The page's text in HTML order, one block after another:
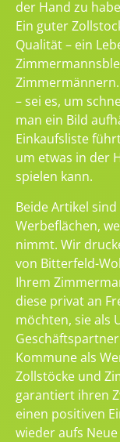
der Hand zu
Ein guter
Qualität – ein
– sei es, um
man ein Bild
Einkaufsliste
um etwas in der
spielen kann.
Beide Artikel
Werbeflächen,
nimmt. Wir
von Bitterfeld-
Ihrem
diese privat an
möchten, sie als
Kommune als
Zollstöcke und
garantiert ihren
einen positiven
wieder aufs